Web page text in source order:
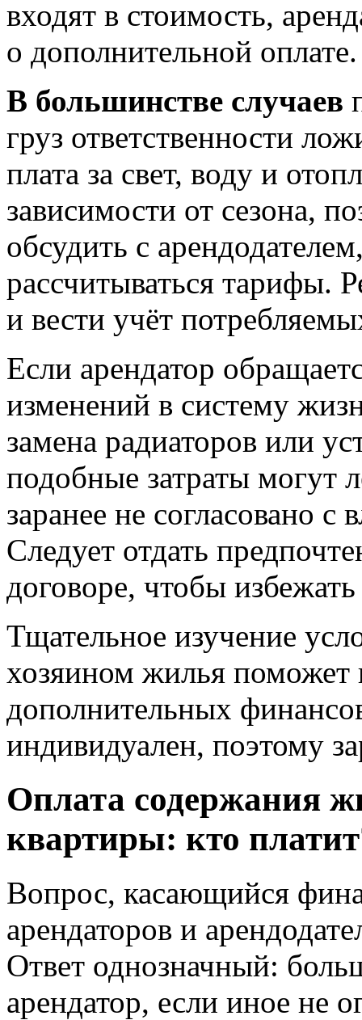
входят в стоимость,
о дополнительной оплате.
В большинстве случаев
груз ответственности
плата за свет, воду и
зависимости от сезона,
обсудить с
рассчитываться тарифы.
и вести учёт
Если арендатор
изменений в систему
замена радиаторов или
подобные затраты могут
заранее не согласовано
Следует отдать
договоре, чтобы
Тщательное изучение
хозяином жилья поможет
дополнительных
индивидуален, поэтому
Оплата содержания
квартиры: кто
Вопрос, касающийся
арендаторов и
Ответ однозначный:
арендатор, если иное не